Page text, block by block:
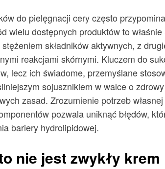
do pielęgnacji cery często
wielu dostępnych produktów to
składników aktywnych, z
reakcjami skórnymi. Kluczem do
lecz ich świadome, przemyślane
sojusznikiem w walce o
zasad. Zrozumienie potrzeb
pozwala uniknąć błędów,
bariery hydrolipidowej.
nie jest zwykły krem